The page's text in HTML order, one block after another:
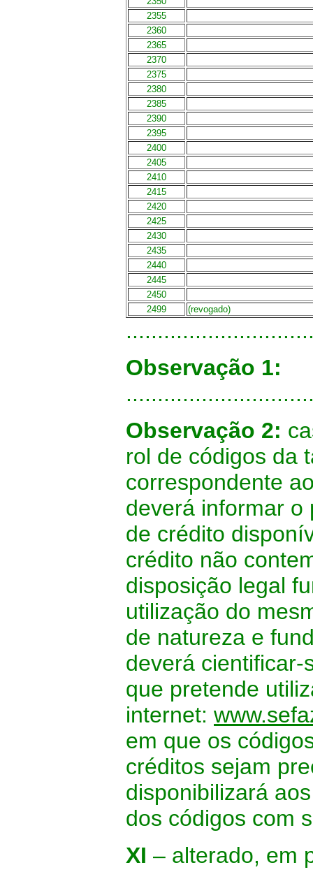
2355
2360
2365
2370
2375
2380
2385
2390
2395
2400
2405
2410
2415
2420
2425
2430
2435
2440
2445
2450
2499
(revogado)
Observação 1:
Observação 2:
rol de códigos da
correspondente
deverá informar o
de crédito
crédito não
disposição legal
utilização do
de natureza e
deverá cientificar-
que pretende
internet:
em que os
créditos sejam
disponibilizará
dos códigos com
XI – alterado, em